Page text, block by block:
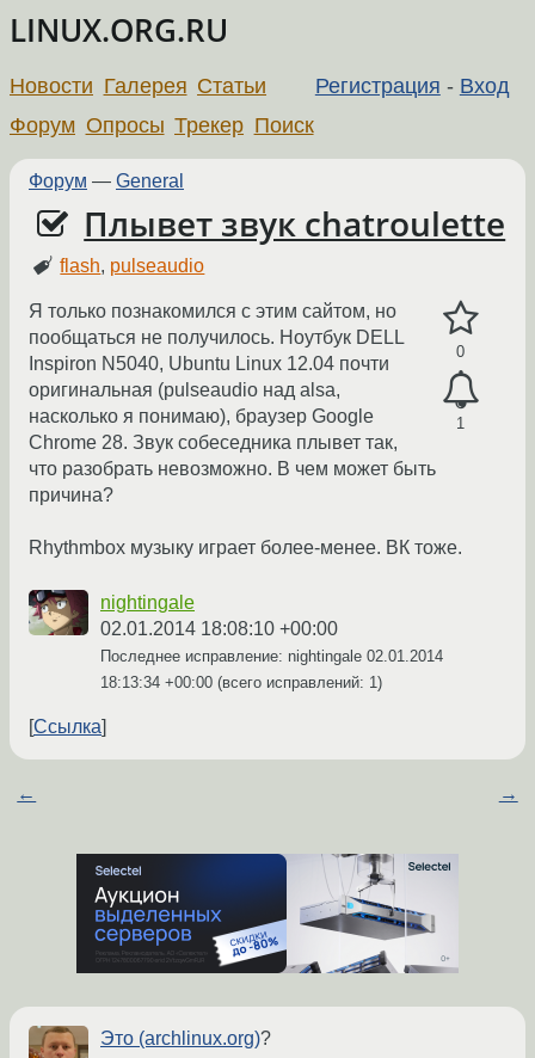
LINUX.ORG.RU
Регистрация - Вход
Новости Галерея Статьи
Форум Опросы Трекер Поиск
Форум — General
Плывет звук chatroulette
flash, pulseaudio
0
1
Я только познакомился с этим сайтом, но
пообщаться не получилось. Ноутбук DELL
Inspiron N5040, Ubuntu Linux 12.04 почти
оригинальная (pulseaudio над alsa,
насколько я понимаю), браузер Google
Chrome 28. Звук собеседника плывет так,
что разобрать невозможно. В чем может быть
причина?
Rhythmbox музыку играет более-менее. ВК тоже.
nightingale
02.01.2014 18:08:10 +00:00
Последнее исправление: nightingale 02.01.2014
18:13:34 +00:00 (всего исправлений: 1)
Ссылка
← →
Это (archlinux.org)?